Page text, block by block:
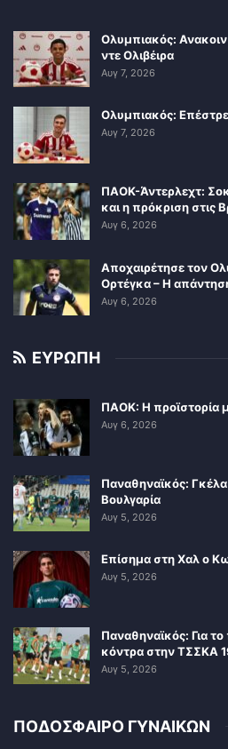
Ολυμπιακός:
ντε Ολιβέιρα
Αυγ 7, 2026
Ολυμπιακός:
Αυγ 7, 2026
ΠΑΟΚ-Άντερλεχτ:
και η πρόκριση στις
Αυγ 6, 2026
Αποχαιρέτησε τον
Ορτέγκα – Η
Αυγ 6, 2026
ΕΥΡΩΠΗ
ΠΑΟΚ: Η προϊστορία
Αυγ 6, 2026
Παναθηναϊκός: Γκέλα
Βουλγαρία
Αυγ 5, 2026
Επίσημα στη Χαλ ο
Αυγ 5, 2026
Παναθηναϊκός: Για
κόντρα στην ΤΣΣΚΑ
Αυγ 5, 2026
ΠΟΔΟΣΦΑΙΡΟ ΓΥΝΑΙΚΩΝ